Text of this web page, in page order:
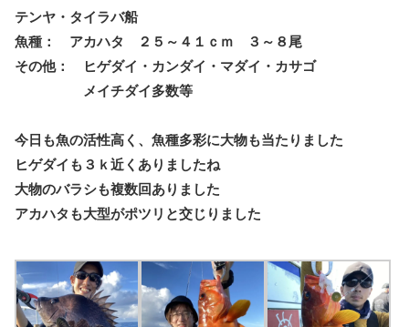
テンヤ・タイラバ船
魚種： アカハタ ２５～４１ｃｍ ３～８尾
その他： ヒゲダイ・カンダイ・マダイ・カサゴ
メイチダイ多数等
今日も魚の活性高く、魚種多彩に大物も当たりました
ヒゲダイも３ｋ近くありましたね
大物のバラシも複数回ありました
アカハタも大型がポツリと交じりました